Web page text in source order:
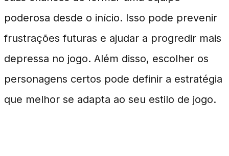
poderosa desde o início. Isso pode prevenir
frustrações futuras e ajudar a progredir mais
depressa no jogo. Além disso, escolher os
personagens certos pode definir a estratégia
que melhor se adapta ao seu estilo de jogo.